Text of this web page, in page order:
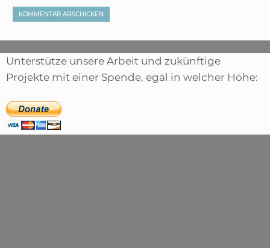
Unterstütze unsere Arbeit und zukünftige
Projekte mit einer Spende, egal in welcher Höhe: